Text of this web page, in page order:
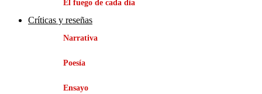
El fuego de cada día
Críticas y reseñas
Narrativa
Poesía
Ensayo